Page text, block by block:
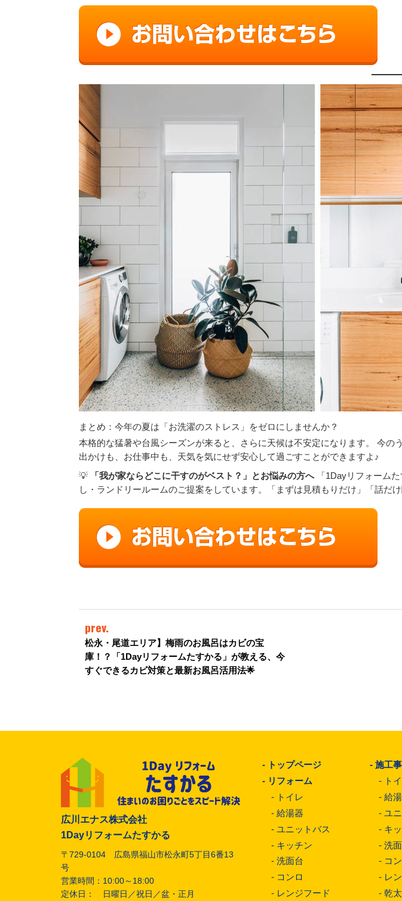
まとめ：今年の夏は「お洗濯のストレス」をゼロにしませんか？
本格的な猛暑や台風シーズンが来ると、さらに天候は不安定になります。 今
出かけも、お仕事中も、天気を気にせず安心して過ごすことができますよ♪
💡
「我が家ならどこに干すのがベスト？」とお悩みの方へ「1Dayリフォームた
し・ランドリールームのご提案をしています。「まずは見積もりだけ」「話だ
prev.
松永・尾道エリア】梅雨のお風呂はカビの宝
庫！？「1Dayリフォームたすかる」が教える、今
すぐできるカビ対策と最新お風呂活用法🌟
広川エナス株式会社
1Dayリフォームたすかる
〒729-0104 広島県福山市松永町5丁目6番13
号
営業時間：10:00～18:00
定休日： 日曜日／祝日／盆・正月
-
トップページ
- リフォーム
- トイレ
-給湯器
-ユニットバス
- キッチン
-洗面台
- コンロ
- レンジフード
-施工
- ト
-給
-ユ
- キ
-洗
- コ
- レ
-乾